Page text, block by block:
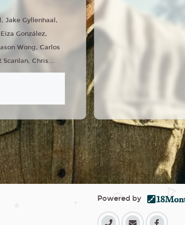
Jake Gyllenhaal,
González,
Wong, Carlos
Chris...
Powered by